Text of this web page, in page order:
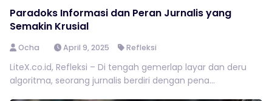
Paradoks Informasi dan Peran Jurnalis yang
Semakin Krusial
Ocha April 9, 2025 Refleksi
LiteX.co.id, Refleksi – Di tengah gemerlap layar dan deru
algoritma, seorang jurnalis berdiri dengan pena...